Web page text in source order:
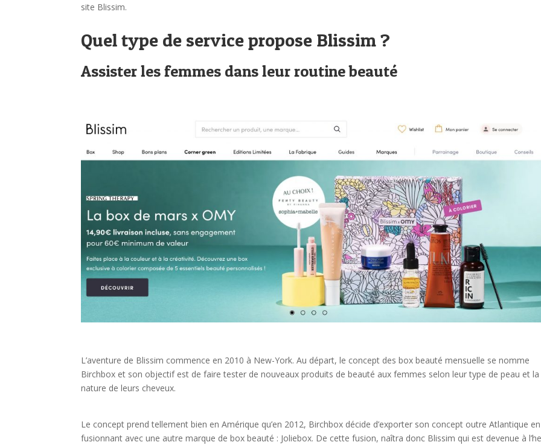
site Blissim.
Quel type de service propose Blissim ?
Assister les femmes dans leur routine beauté
L’aventure de Blissim commence en 2010 à New-York. Au départ, le concept des box beauté mensuelle se nomme
Birchbox et son objectif est de faire tester de nouveaux produits de beauté aux femmes selon leur type de peau et la
nature de leurs cheveux.
Le concept prend tellement bien en Amérique qu’en 2012, Birchbox décide d’exporter son concept outre Atlantique en
fusionnant avec une autre marque de box beauté : Joliebox. De cette fusion, naîtra donc Blissim qui est devenue à